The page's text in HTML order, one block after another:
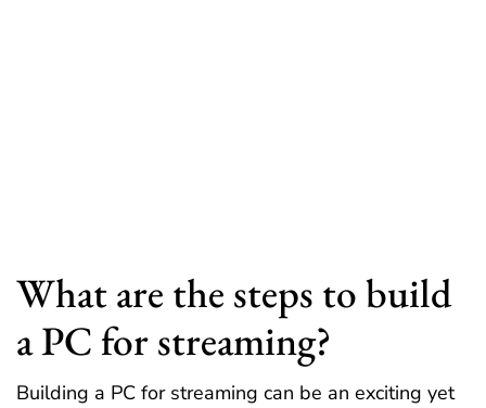
What are the steps to build
a PC for streaming?
Building a PC for streaming can be an exciting yet